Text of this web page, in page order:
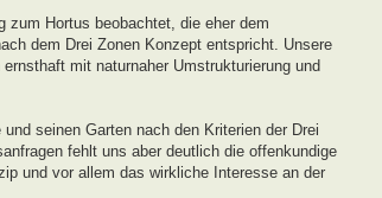
zum Hortus beobachtet, die eher dem
dem Drei Zonen Konzept entspricht. Unsere
mit naturnaher Umstrukturierung und
seinen Garten nach den Kriterien der Drei
fehlt uns aber deutlich die offenkundige
und vor allem das wirkliche Interesse an der